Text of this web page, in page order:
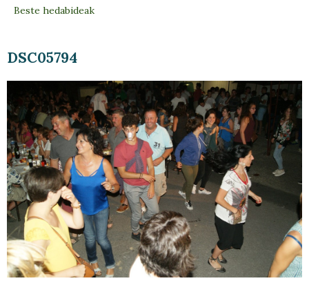
DSC05794
Beste hedabideak